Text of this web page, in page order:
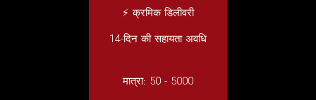
⚡ क्रमिक डिलीवरी
14-दिन की सहायता अवधि
मात्रा: 50 - 5000